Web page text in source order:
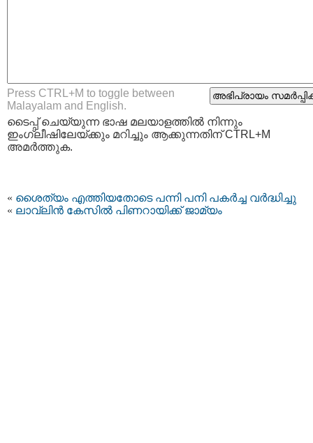
Press CTRL+M to toggle between
Malayalam and English.
ടൈപ്പ്‌ ചെയ്യുന്ന ഭാഷ മലയാളത്തില്‍ നിന്നും
ഇംഗ്ലീഷിലേയ്ക്കും മറിച്ചും ആക്കുന്നതിന് CTRL+M
അമര്‍ത്തുക.
« ശൈത്യം എത്തിയതോടെ പന്നി പനി പകര്‍ച്ച വര്‍ദ്ധിച്ചു
« ലാവ്‌ലിന്‍ കേസില്‍ പിണറായിക്ക്‌ ജാമ്യം